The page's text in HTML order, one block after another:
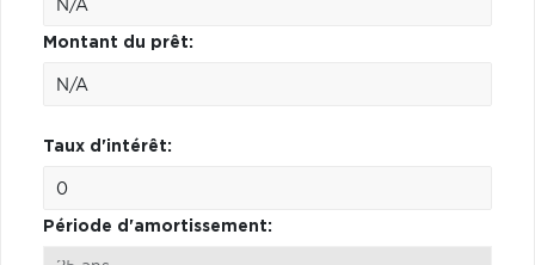
Montant du prêt:
Taux d'intérêt:
Période d'amortissement: